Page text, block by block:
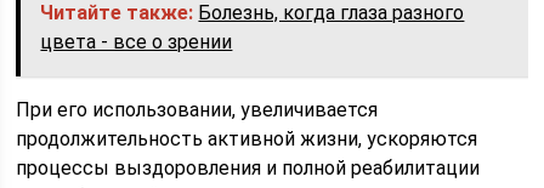
Читайте также: Болезнь, когда глаза разного
цвета - все о зрении
При его использовании, увеличивается
продолжительность активной жизни, ускоряются
процессы выздоровления и полной реабилитации